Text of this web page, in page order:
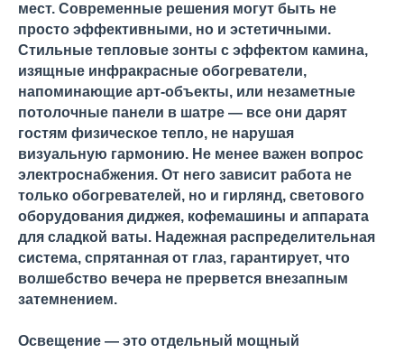
мест. Современные решения могут быть не
просто эффективными, но и эстетичными.
Стильные тепловые зонты с эффектом камина,
изящные инфракрасные обогреватели,
напоминающие арт-объекты, или незаметные
потолочные панели в шатре — все они дарят
гостям физическое тепло, не нарушая
визуальную гармонию. Не менее важен вопрос
электроснабжения. От него зависит работа не
только обогревателей, но и гирлянд, светового
оборудования диджея, кофемашины и аппарата
для сладкой ваты. Надежная распределительная
система, спрятанная от глаз, гарантирует, что
волшебство вечера не прервется внезапным
затемнением.
Освещение — это отдельный мощный